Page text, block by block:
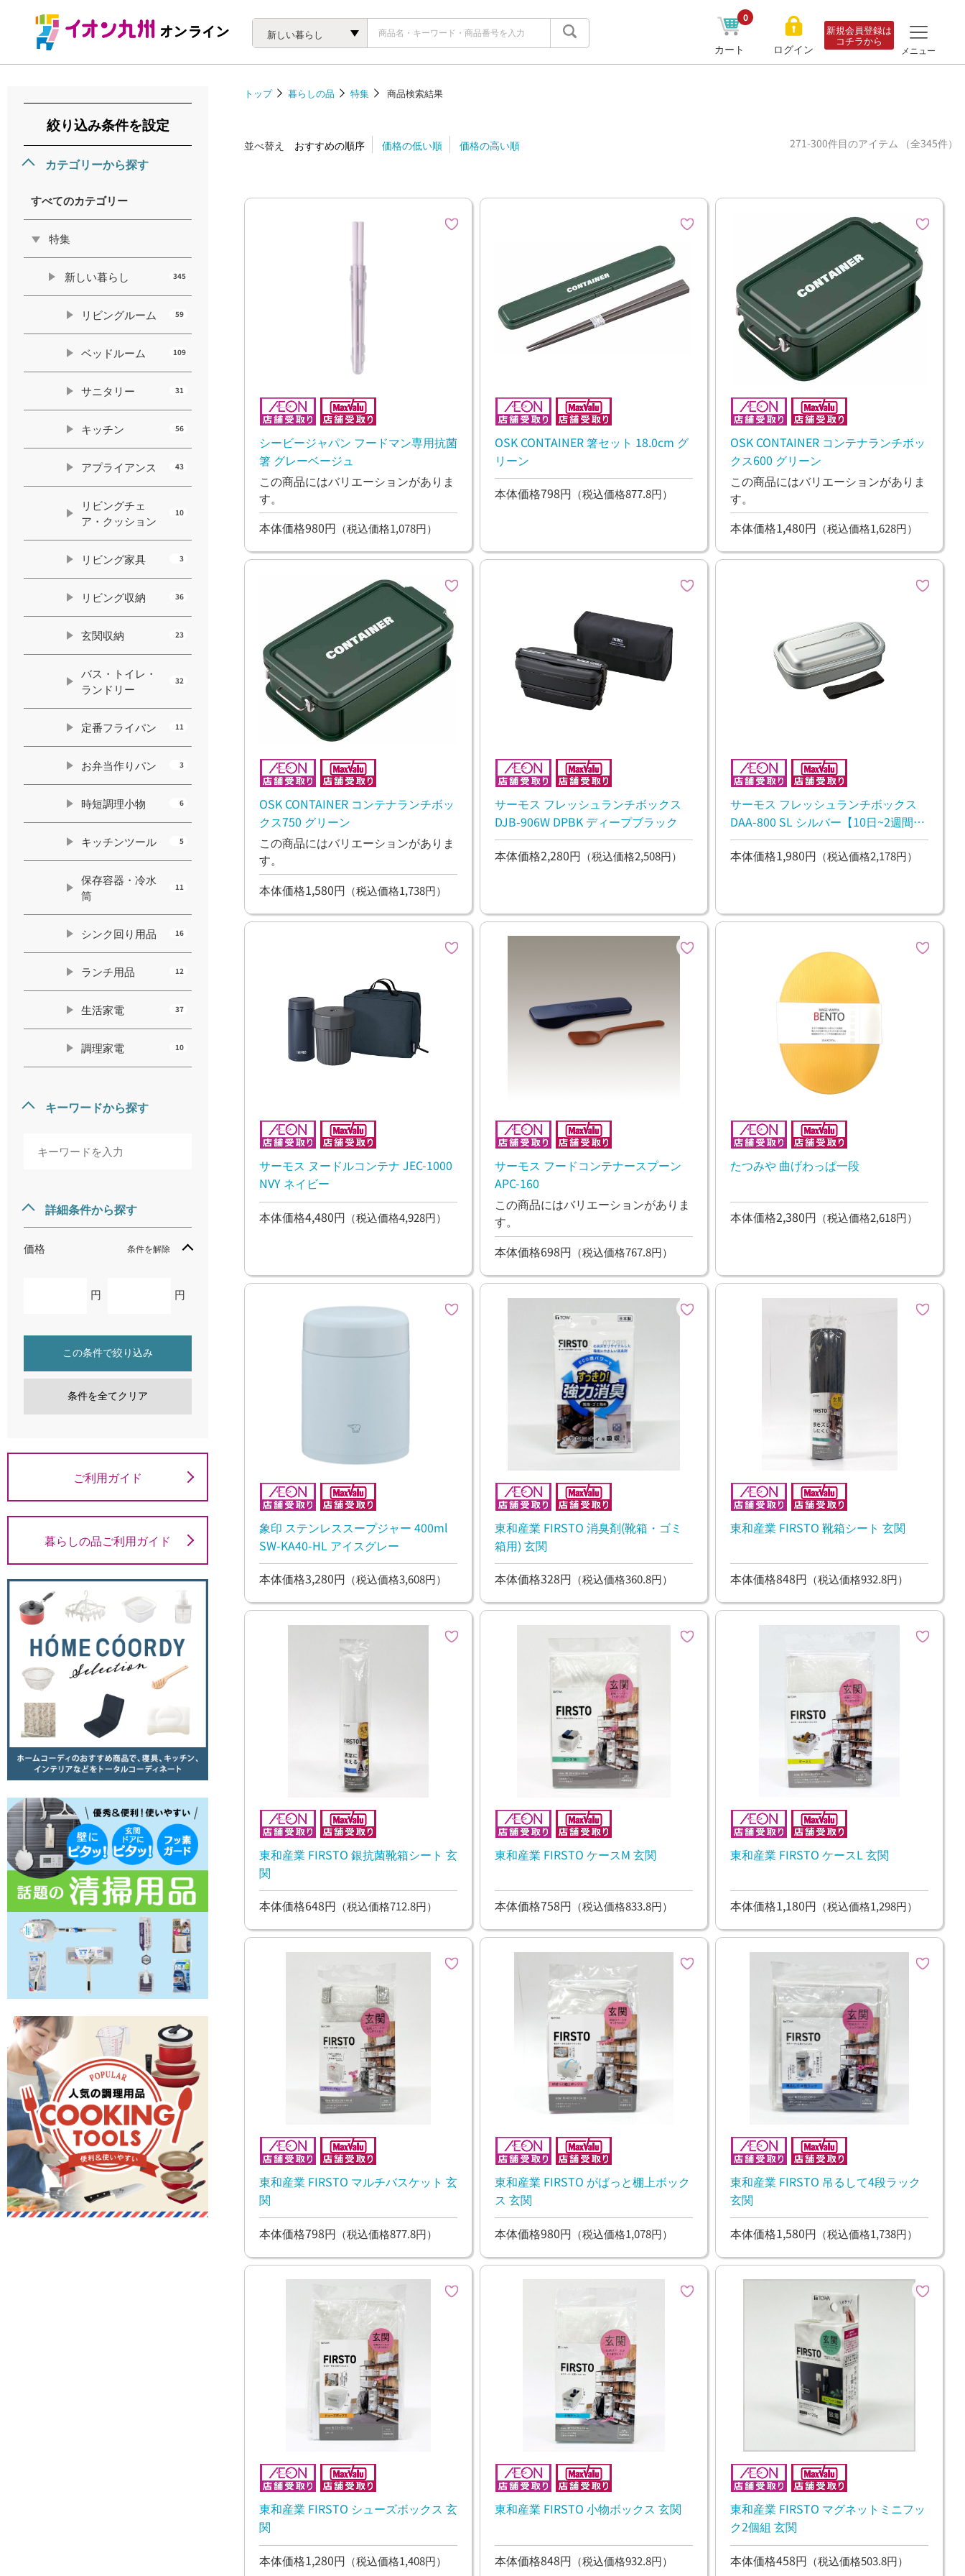
新しい暮らし
カート
0
ログイン
新規会員登録は
コチラから
メニュー
絞り込み条件を設定
カテゴリーから探す
すべてのカテゴリー
特集
新しい暮らし 345
リビングルーム 59
ベッドルーム 109
サニタリー 31
キッチン 56
アプライアンス 43
リビングチェ
ア・クッション
10
リビング家具 3
リビング収納 36
玄関収納 23
バス・トイレ・
ランドリー
32
定番フライパン 11
お弁当作りパン 3
時短調理小物 6
キッチンツール 5
保存容器・冷水
筒
11
シンク回り用品 16
ランチ用品 12
生活家電 37
調理家電 10
キーワードから探す
詳細条件から探す
価格 条件を解除
円 円
この条件で絞り込み
条件を全てクリア
ご利用ガイド
暮らしの品ご利用ガイド
トップ 暮らしの品 特集 商品検索結果
並べ替え おすすめの順序 価格の低い順 価格の高い順 271-300件目のアイテム （全345件）
シービージャパン フードマン専用抗菌
箸 グレーベージュ
この商品にはバリエーションがありま
す。
本体価格980円 （税込価格1,078円）
OSK CONTAINER 箸セット 18.0cm グ
リーン
本体価格798円 （税込価格877.8円）
OSK CONTAINER コンテナランチボッ
クス600 グリーン
この商品にはバリエーションがありま
す。
本体価格1,480円 （税込価格1,628円）
OSK CONTAINER コンテナランチボッ
クス750 グリーン
この商品にはバリエーションがありま
す。
本体価格1,580円 （税込価格1,738円）
サーモス フレッシュランチボックス
DJB-906W DPBK ディープブラック
本体価格2,280円 （税込価格2,508円）
サーモス フレッシュランチボックス
DAA-800 SL シルバー【10日~2週間後
のお渡し】
本体価格1,980円 （税込価格2,178円）
サーモス ヌードルコンテナ JEC-1000
NVY ネイビー
本体価格4,480円 （税込価格4,928円）
サーモス フードコンテナースプーン
APC-160
この商品にはバリエーションがありま
す。
本体価格698円 （税込価格767.8円）
たつみや 曲げわっぱ一段
本体価格2,380円 （税込価格2,618円）
象印 ステンレススープジャー 400ml
SW-KA40-HL アイスグレー
本体価格3,280円 （税込価格3,608円）
東和産業 FIRSTO 消臭剤(靴箱・ゴミ
箱用) 玄関
本体価格328円 （税込価格360.8円）
東和産業 FIRSTO 靴箱シート 玄関
本体価格848円 （税込価格932.8円）
東和産業 FIRSTO 銀抗菌靴箱シート 玄
関
本体価格648円 （税込価格712.8円）
東和産業 FIRSTO ケースM 玄関
本体価格758円 （税込価格833.8円）
東和産業 FIRSTO ケースL 玄関
本体価格1,180円 （税込価格1,298円）
東和産業 FIRSTO マルチバスケット 玄
関
本体価格798円 （税込価格877.8円）
東和産業 FIRSTO がばっと棚上ボック
ス 玄関
本体価格980円 （税込価格1,078円）
東和産業 FIRSTO 吊るして4段ラック
玄関
本体価格1,580円 （税込価格1,738円）
東和産業 FIRSTO シューズボックス 玄
関
本体価格1,280円 （税込価格1,408円）
東和産業 FIRSTO 小物ボックス 玄関
本体価格848円 （税込価格932.8円）
東和産業 FIRSTO マグネットミニフッ
ク2個組 玄関
本体価格458円 （税込価格503.8円）